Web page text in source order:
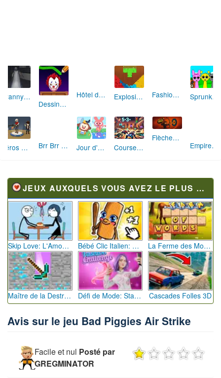
Granny Revient 3D : Destin Maléfique
Dessine et Écrase : Le Jeu des Monstres
Hôtel des Animaux de Rêve Explosion de Blocs de Sable Fashion Rebelle: Style Grunge Chic Sprunki Monster: Rythmes Musicaux Monstres
Héros des Terres Hostiles Brr Brr Patapim: Le Défi Parkour Délirant Jour d'Aventure: Puzzles en Plein Air Course Mathématique: La Vitesse par les Chiffres
Flèches Rusées 2 : Visez Juste et Défiez la Rotation!
Empire Fitness - Simulateur de Salle de Sport
JEUX AUXQUELS VOUS AVEZ LE PLUS JOUÉ
Skip Love: L'Amour en Péril Bébé Clic Italien: La Folie des Petits Bambins La Ferme des Mots - Cultivez votre Vocabulaire
Maître de la Destruction: Fusion de Pioches Défi de Mode: Star du Podium Cascades Folles 3D
Avis sur le jeu Bad Piggies Air Strike
Facile et nul Posté par
GREGMINATOR